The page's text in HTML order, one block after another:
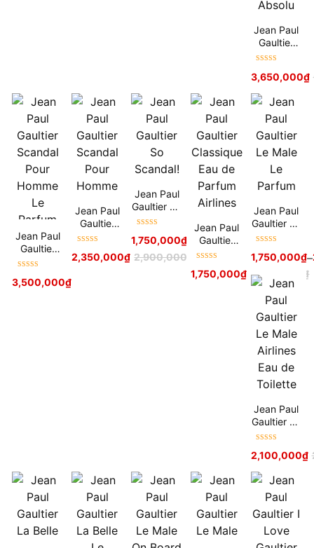
Jean Paul
Gaultier
Scandal
Femme
Absolu
hạng5sao
3,650,000₫
Jean Paul
Gaultier
Scandal
Homme Le
hạng5sao
3,500,000₫
Jean Paul
Gaultier
Scandal
Homme
hạng5sao 2,900,000
2,350,000₫
Jean Paul
Gaultier So
Scandal!
hạng5sao
1,750,000₫ 2,580,000
Jean Paul
Gaultier
Classique
Parfum
hạng5sao 2,550,000 ₫
1,750,000₫
Jean Paul
Gaultier Le
Male Le
hạng5sao
1,750,000₫–
Jean Paul
Gaultier Le
Male
Eau de
Toilette
hạng5sao
2,100,000₫